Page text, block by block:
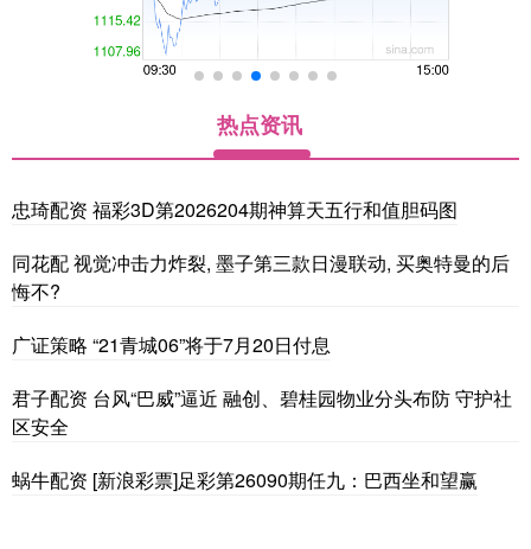
热点资讯
忠琦配资 福彩3D第2026204期神算天五行和值胆码图
同花配 视觉冲击力炸裂, 墨子第三款日漫联动, 买奥特曼的后
悔不?
广证策略 “21青城06”将于7月20日付息
君子配资 台风“巴威”逼近 融创、碧桂园物业分头布防 守护社
区安全
蜗牛配资 [新浪彩票]足彩第26090期任九：巴西坐和望赢